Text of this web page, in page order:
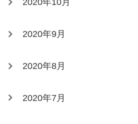
2020年10月
2020年9月
2020年8月
2020年7月